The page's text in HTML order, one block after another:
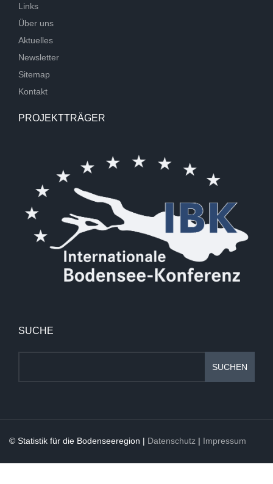
Links
Über uns
Aktuelles
Newsletter
Sitemap
Kontakt
PROJEKTTRÄGER
SUCHE
SUCHEN
© Statistik für die Bodenseeregion | Datenschutz | Impressum